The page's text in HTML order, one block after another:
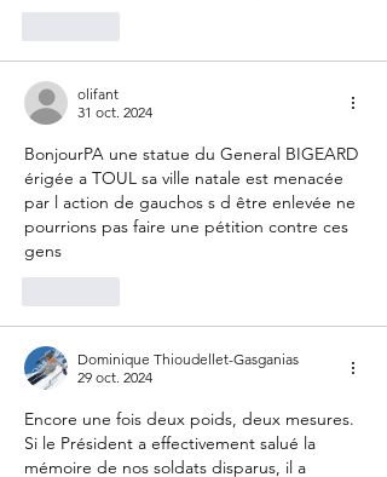
olifant
31 oct. 2024
BonjourPA une statue du General BIGEARD
érigée a TOUL sa ville natale est menacée
par l action de gauchos s d être enlevée ne
pourrions pas faire une pétition contre ces
gens
Dominique Thioudellet-Gasganias
29 oct. 2024
Encore une fois deux poids, deux mesures.
Si le Président a effectivement salué la
mémoire de nos soldats disparus, il a